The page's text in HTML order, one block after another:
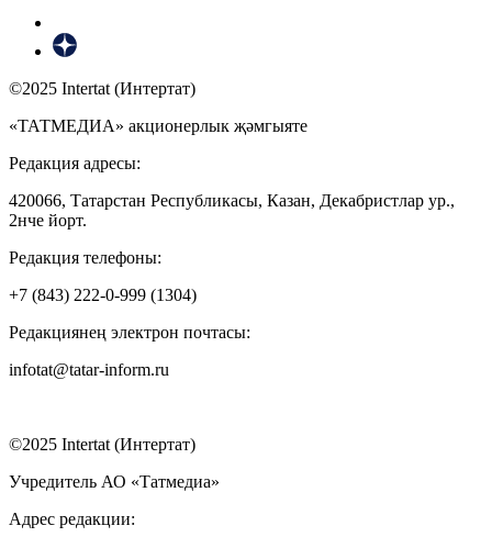
©2025 Intertat (Интертат)
«ТАТМЕДИА» акционерлык җәмгыяте
Редакция адресы:
420066, Татарстан Республикасы, Казан, Декабристлар ур.,
2нче йорт.
Редакция телефоны:
+7 (843) 222-0-999 (1304)
Редакциянең электрон почтасы:
infotat@tatar-inform.ru
©2025 Intertat (Интертат)
Учредитель АО «Татмедиа»
Адрес редакции: